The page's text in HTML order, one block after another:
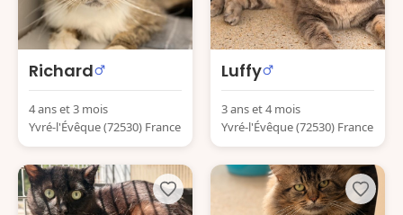
Richard
4 ans et 3 mois
Yvré-l'Évêque (72530) France
Luffy
3 ans et 4 mois
Yvré-l'Évêque (72530) France